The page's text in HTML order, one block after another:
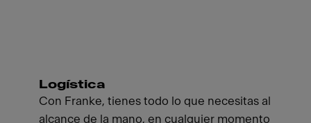
Logística
Con Franke, tienes todo lo que necesitas al
alcance de la mano, en cualquier momento